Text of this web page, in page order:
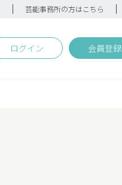
芸能事務所の方はこちら
ログイン 会員登録